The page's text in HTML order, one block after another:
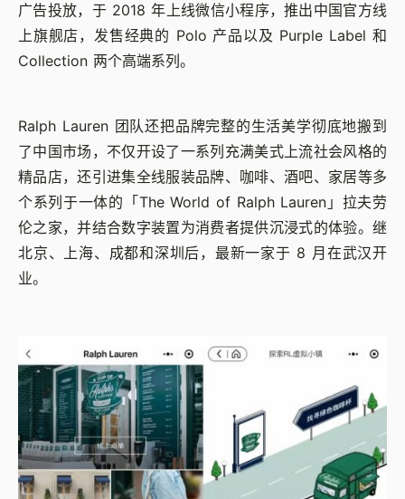
广告投放，于 2018 年上线微信小程序，推出中国官方线
上旗舰店，发售经典的 Polo 产品以及 Purple Label 和
Collection 两个高端系列。
Ralph Lauren 团队还把品牌完整的生活美学彻底地搬到
了中国市场，不仅开设了一系列充满美式上流社会风格的
精品店，还引进集全线服装品牌、咖啡、酒吧、家居等多
个系列于一体的「The World of Ralph Lauren」拉夫劳
伦之家，并结合数字装置为消费者提供沉浸式的体验。继
北京、上海、成都和深圳后，最新一家于 8 月在武汉开
业。